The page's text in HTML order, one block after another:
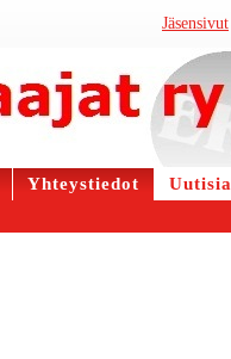
Jäsensivut
Yhteystiedot
Uutisia